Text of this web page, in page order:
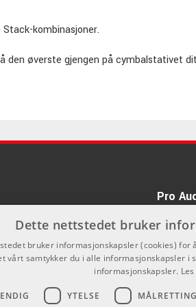
kombinasjoner.
den øverste gjengen på cymbalstativet
er armensk og betyr "Cymbalmakeren".
du ikke kjøpe på denne nettsiden,
Pro
Dette nettstedet bruker
bruker informasjonskapsler (cookies) for
vårt samtykker du i alle informasjonskapsler i
informasjonskapsler.
YTELSE MÅLRETTING